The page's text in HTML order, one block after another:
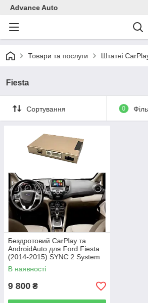
Advance Auto
Товари та послуги Штатні
Fiesta
Сортування 0
Бездротовий CarPlay та
AndroidAuto для Ford Fiesta
(2014-2015) SYNC 2 System
В наявності
9 800 ₴